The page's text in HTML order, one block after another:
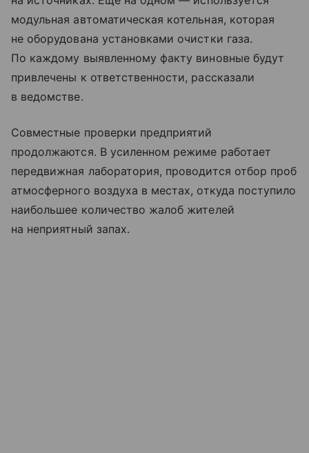
модульная автоматическая котельная, которая
не оборудована установками очистки газа.
По каждому выявленному факту виновные будут
привлечены к ответственности, рассказали
в ведомстве.
Совместные проверки предприятий
продолжаются. В усиленном режиме работает
передвижная лаборатория, проводится отбор проб
атмосферного воздуха в местах, откуда поступило
наибольшее количество жалоб жителей
на неприятный запах.